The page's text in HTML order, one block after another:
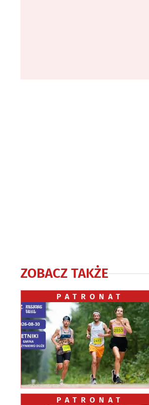
ZOBACZ TAKŻE
PATRONAT
PATRONAT